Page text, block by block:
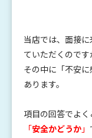
当店では、面接
ていただくのです
その中に「不安
あります。
項目の回答でよ
「安全かどうか 」